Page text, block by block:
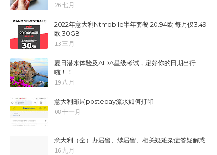
26 七月
2022年意大利Ntmobile半年套餐 20.94欧 每月仅3.49
欧 30GB
13 三月
夏日潜水体验及AIDA星级考试，定好你的日期出行
啦！！
19 八月
意大利邮局postepay流水如何打印
08 十一月
意大利（全）办居留、续居留、相关疑难杂症答疑解惑
16 九月